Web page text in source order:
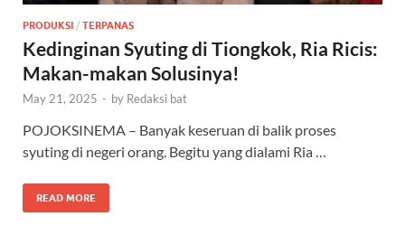
PRODUKSI / TERPANAS
Kedinginan Syuting di Tiongkok, Ria Ricis:
Makan-makan Solusinya!
May 21, 2025 - by Redaksi bat
POJOKSINEMA – Banyak keseruan di balik proses
syuting di negeri orang. Begitu yang dialami Ria …
READ MORE